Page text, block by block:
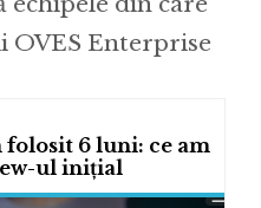
OVES Enterprise
folosit 6 luni: ce am
ul inițial